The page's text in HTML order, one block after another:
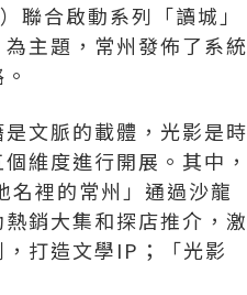
合啟動系列「讀城」
主題，常州發佈了系統
文脈的載體，光影是時
維度進行開展。其中，
名裡的常州」通過沙龍
銷大集和探店推介，激
打造文學IP；「光影